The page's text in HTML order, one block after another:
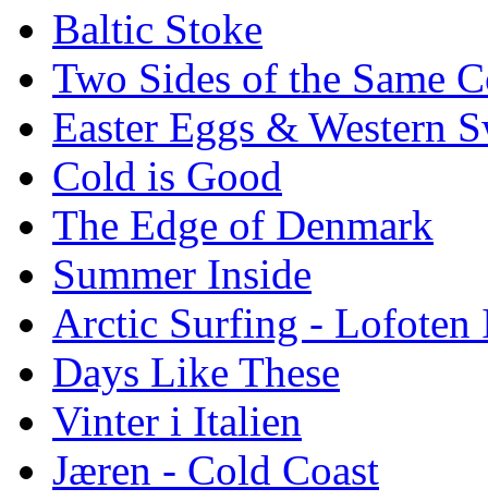
Baltic Stoke
Two Sides of the Same
Easter Eggs & Western
Cold is Good
The Edge of Denmark
Summer Inside
Arctic Surfing - Lofoten
Days Like These
Vinter i Italien
Jæren - Cold Coast